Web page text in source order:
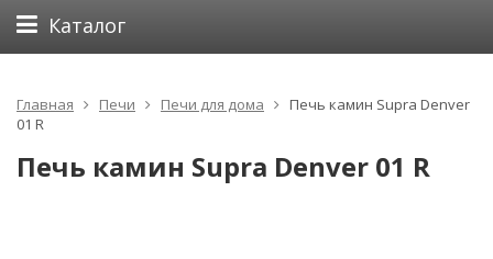
Каталог
Главная Печи Печи для дома
Печь камин Supra Denver
01 R
Печь камин Supra Denver 01 R